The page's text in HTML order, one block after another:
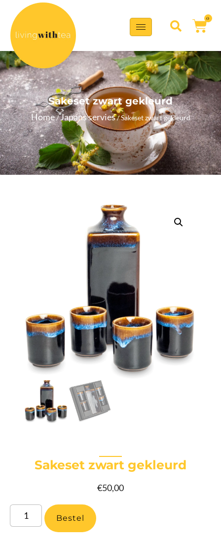
0
Sakeset zwart gekleurd
Home/Japans servies/ Sakeset zwart gekleurd
Sakeset zwart gekleurd
€50,00
Bestel